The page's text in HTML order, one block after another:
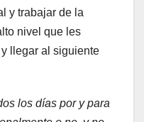
y trabajar de la
nivel que les
llegar al siguiente
los días por y para